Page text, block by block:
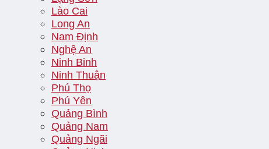
Lào Cai
Long An
Nam Định
Nghệ An
Ninh Binh
Ninh Thuận
Phú Thọ
Phú Yên
Quảng Bình
Quảng Nam
Quảng Ngãi